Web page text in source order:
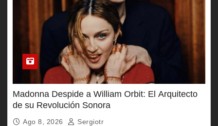
Madonna Despide a William Orbit: El Arquitecto
de su Revolución Sonora
Ago 8, 2026 Sergiotr